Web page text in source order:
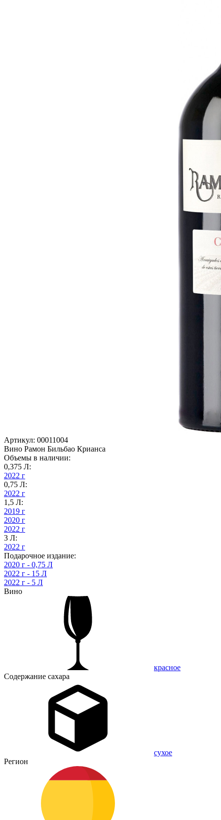
Артикул: 00011004
Вино Рамон Бильбао Крианса
Объемы в наличии:
0,375 Л:
2022 г
0,75 Л:
2022 г
1,5 Л:
2019 г
2020 г
2022 г
3 Л:
2022 г
Подарочное издание:
2020 г - 0,75 Л
2022 г - 15 Л
2022 г - 5 Л
Вино
красное
Содержание сахара
сухое
Регион